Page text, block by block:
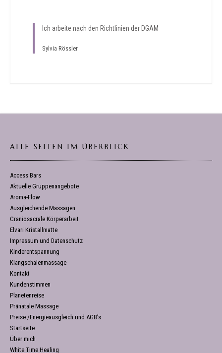
Ich arbeite nach den Richtlinien der DGAM
Sylvia Rössler
ALLE SEITEN IM ÜBERBLICK
Access Bars
Aktuelle Gruppenangebote
Aroma-Flow
Ausgleichende Massagen
Craniosacrale Körperarbeit
Elvari Kristallmatte
Impressum und Datenschutz
Kinderentspannung
Klangschalenmassage
Kontakt
Kundenstimmen
Planetenreise
Pränatale Massage
Preise /Energieausgleich und AGB’s
Startseite
Über mich
White Time Healing